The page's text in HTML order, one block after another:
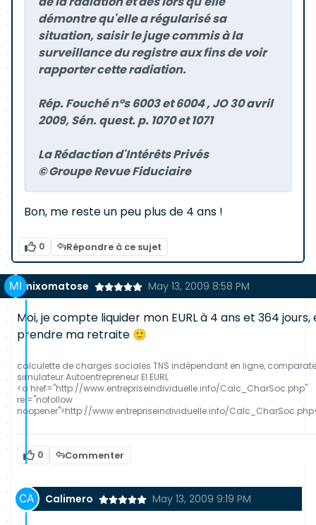
démontre qu'elle a régularisé sa
situation, saisir le juge commis à la
surveillance du registre aux fins de voir
rapporter cette radiation.
Rép. Fouché n°s 6003 et 6004 , JO 30 avril
2009, Sén. quest. p. 1070 et 1071
La Rédaction d'Intérêts Privés
© Groupe Revue Fiduciaire
Bon, me reste un peu plus de 4 ans !
0 Répondre à ce sujet
mixomatose May 13, 2009 8:58 PM
Moi, je compte liquider mon EURL à 4 ans et 364 jours,
prendre ma retraite 🙂
calculette de charges sociales TNS indépendant en ligne,
simulateur Autoentrepreneur EI EURL
<a href="http://www.entrepriseindividuelle.info/Calc_CharSoc.php"
rel="nofollow
noopener">http://www.entrepriseindividuelle.info/
0 Commenter
Calimero May 13, 2009 9:19 PM